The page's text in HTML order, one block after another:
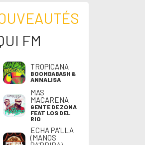
FM
TROPICANA
BOOMDABASH &
ANNALISA
MAS
MACARENA
GENTE DE ZONA
FEAT LOS DEL
RIO
ECHA PA'LLA
(MANOS